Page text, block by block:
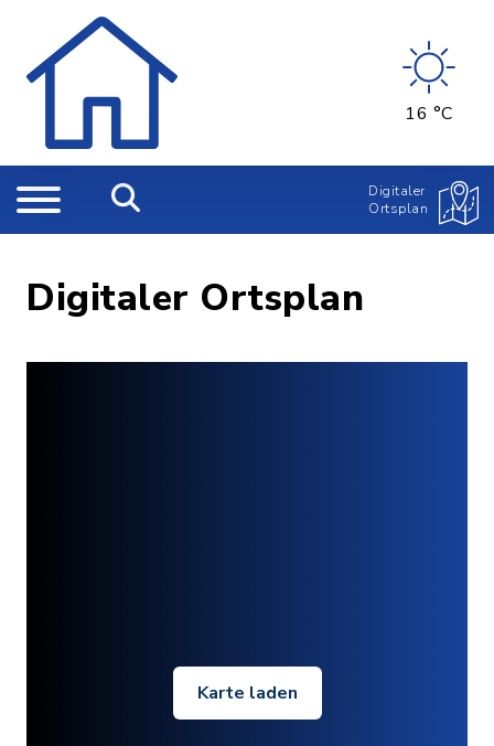
16 °C
Digitaler
Ortsplan
Digitaler Ortsplan
Karte laden